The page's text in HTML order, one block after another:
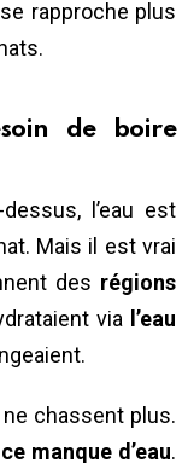
rapproche plus
de boire
l’eau est
Mais il est vrai
des régions
via l’eau
chassent plus.
manque d’eau.